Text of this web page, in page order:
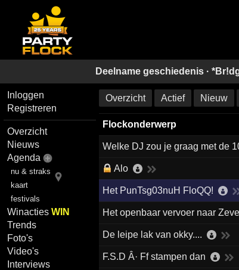
Deelname geschiedenis ·
Inloggen
Registreren
Overzicht
Nieuws
Agenda
nu & straks
kaart
festivals
WinactiesWIN
Trends
Foto's
Video's
Interviews
Overzicht Actief Nieuw
Flockonderwerp
Welke DJ zou je graag met de
Alo
Het PunTsg03nuH FloQQ!
Het openbaar vervoer naar
De leipe lak van okky....
F.S.D Â· Ff stampen dan